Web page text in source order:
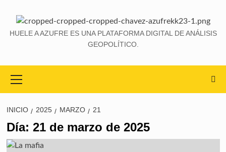
HUELE A AZUFRE ES UNA PLATAFORMA DIGITAL DE ANÁLISIS
GEOPOLÍTICO.
INICIO 2025 MARZO 21
Día: 21 de marzo de 2025